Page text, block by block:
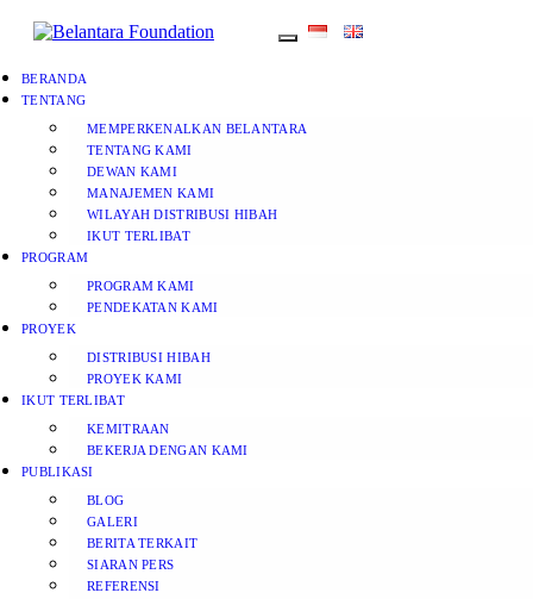
BERANDA
TENTANG
MEMPERKENALKAN BELANTARA
TENTANG KAMI
DEWAN KAMI
MANAJEMEN KAMI
WILAYAH DISTRIBUSI HIBAH
IKUT TERLIBAT
PROGRAM
PROGRAM KAMI
PENDEKATAN KAMI
PROYEK
DISTRIBUSI HIBAH
PROYEK KAMI
IKUT TERLIBAT
KEMITRAAN
BEKERJA DENGAN KAMI
PUBLIKASI
BLOG
GALERI
BERITA TERKAIT
SIARAN PERS
REFERENSI